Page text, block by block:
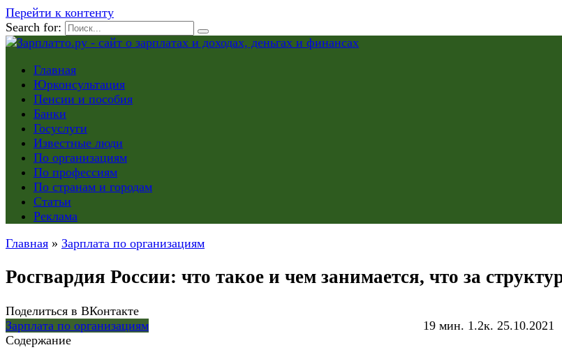
Перейти к контенту
Search for:
Главная
Юрконсультация
Пенсии и пособия
Банки
Госуслуги
Известные люди
По организациям
По профессиям
По странам и городам
Статьи
Реклама
Главная » Зарплата по организациям
Росгвардия России: что такое и чем занимается, что за
Поделиться в ВКонтакте
Зарплата по организациям
19 мин. 1.2к. 25.10.2021
Содержание